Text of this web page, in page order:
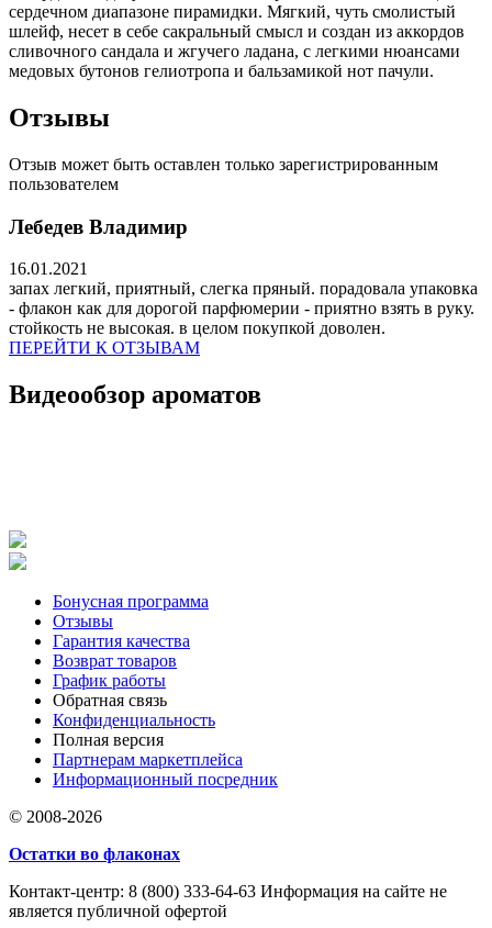
сердечном диапазоне пирамидки. Мягкий, чуть смолистый
шлейф, несет в себе сакральный смысл и создан из аккордов
сливочного сандала и жгучего ладана, с легкими нюансами
медовых бутонов гелиотропа и бальзамикой нот пачули.
Отзывы
Отзыв может быть оставлен только зарегистрированным
пользователем
Лебедев Владимир
16.01.2021
запах легкий, приятный, слегка пряный. порадовала упаковка
- флакон как для дорогой парфюмерии - приятно взять в руку.
стойкость не высокая. в целом покупкой доволен.
ПЕРЕЙТИ К ОТЗЫВАМ
Видеообзор ароматов
Бонусная программа
Отзывы
Гарантия качества
Возврат товаров
График работы
Обратная связь
Конфиденциальность
Полная версия
Партнерам маркетплейса
Информационный посредник
© 2008-2026
Остатки во флаконах
Контакт-центр: 8 (800) 333-64-63 Информация на сайте не
является публичной офертой